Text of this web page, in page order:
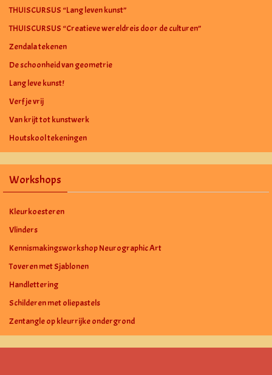
THUISCURSUS “Lang leven kunst”
THUISCURSUS “Creatieve wereldreis door de culturen”
Zendala tekenen
De schoonheid van geometrie
Lang leve kunst!
Verf je vrij
Van krijt tot kunstwerk
Houtskool tekeningen
Workshops
Kleurkoesteren
Vlinders
Kennismakingsworkshop Neurographic Art
Toveren met Sjablonen
Handlettering
Schilderen met oliepastels
Zentangle op kleurrijke ondergrond